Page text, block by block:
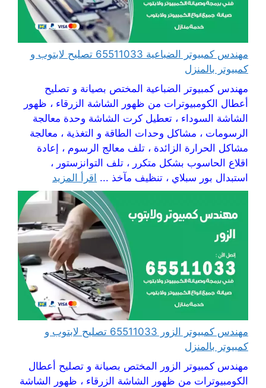
مهندس كمبيوتر الضباعية 65511033 تصليح لابتوب و
كمبيوتر بالمنزل
مهندس كمبيوتر الضباعية المختص بصيانة و تصليح
أعطال الكومبيوترات من ظهور الشاشة الزرقاء ، ظهور
الشاشة السوداء ، تعطيل كرت الشاشة وحدة معالجة
الرسومات ، مشاكل وحدات الطاقة و التغذية ، معالجة
مشاكل الحرارة الزائدة ، تلف معالج الرسوم ، إعادة
اقلاع الحاسوب بشكل متكرر ، تلف التوانزستور ،
استبدال بور سبلاي ، تنظيف مآخذ ... اقرأ المزيد
مهندس كمبيوتر الزور 65511033 تصليح لابتوب و
كمبيوتر بالمنزل
مهندس كمبيوتر الزور المختص بصيانة و تصليح أعطال
الكومبيوترات من ظهور الشاشة الزرقاء ، ظهور الشاشة